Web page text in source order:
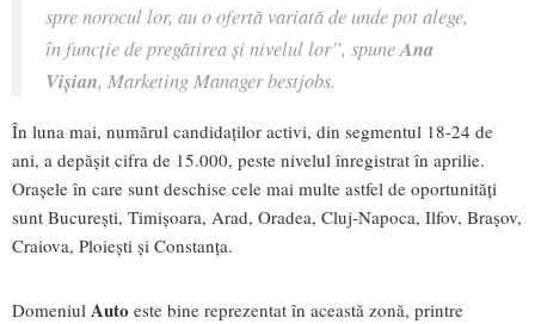
spre norocul lor, au o ofertă variată de unde pot alege,
în funcție de pregătirea și nivelul lor”, spuneAna
Vișian, Marketing Manager bestjobs.
În luna mai, numărul candidaților activi, din segmentul 18-24 de
ani, a depășit cifra de 15.000, peste nivelul înregistrat în aprilie.
Orașele în care sunt deschise cele mai multe astfel de oportunități
sunt București, Timișoara, Arad, Oradea, Cluj-Napoca, Ilfov, Brașov,
Craiova, Ploiești și Constanța.
Domeniul Auto este bine reprezentat în această zonă, printre